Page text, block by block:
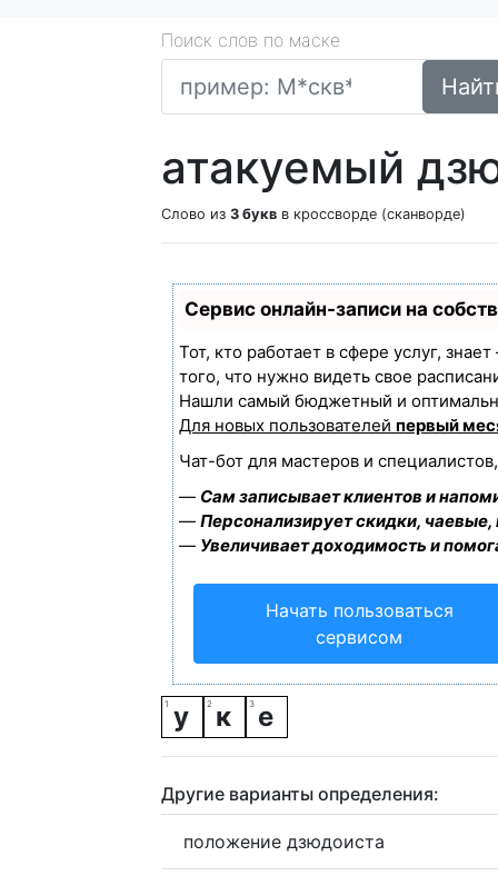
Поиск слов по маске
атакуемый
Слово из 3 букв в кроссворде (сканворде)
Сервис онлайн-записи на
Тот, кто работает в сфере услуг,
того, что нужно видеть свое
Нашли самый бюджетный и
Для новых пользователей первый
Чат-бот для мастеров и
— Сам записывает клиентов и
— Персонализирует скидки,
— Увеличивает доходимость и
Начать пользоваться
сервисом
у к е
Другие варианты определения:
положение дзюдоиста